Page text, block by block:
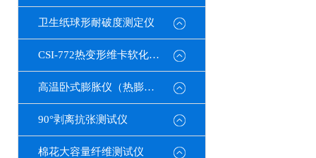
卫生纸球形耐破度测定仪
CSI-772热变形维卡软化点温度测定仪
高温卧式膨胀仪（热膨胀系数测定仪）
90°剥离抗张测试仪
棉花大容量纤维测试仪